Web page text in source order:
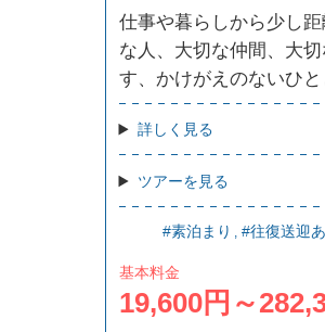
仕事や暮らしから少し
な人、大切な仲間、大
す、かけがえのないひと
詳しく見る
ツアーを見る
#素泊まり #往復送迎
基本料金
19,600円～